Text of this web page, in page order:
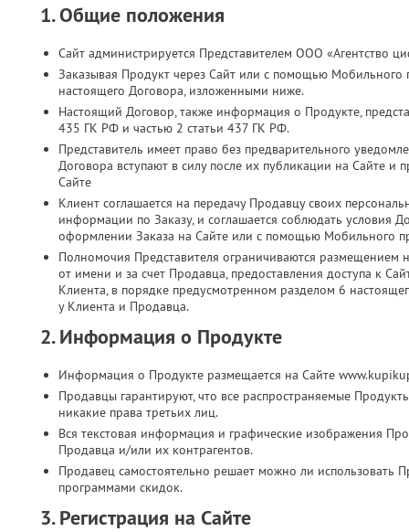
1. Общие положения
Сайт администрируется Представителем ООО «Агентство
Заказывая Продукт через Сайт или с помощью Мобильного
настоящего Договора, изложенными ниже.
Настоящий Договор, также информация о Продукте,
435 ГК РФ и частью 2 статьи 437 ГК РФ.
Представитель имеет право без предварительного
Договора вступают в силу после их публикации на Сайте
Сайте
Клиент соглашается на передачу Продавцу своих
информации по Заказу, и соглашается соблюдать условия
оформлении Заказа на Сайте или с помощью Мобильного
Полномочия Представителя ограничиваются
от имени и за счет Продавца, предоставления доступа к
Клиента, в порядке предусмотренном разделом 6
у Клиента и Продавца.
2. Информация о Продукте
Информация о Продукте размещается на Сайте
Продавцы гарантируют, что все распространяемые
никакие права третьих лиц.
Вся текстовая информация и графические изображения
Продавца и/или их контрагентов.
Продавец самостоятельно решает можно ли
программами скидок.
3. Регистрация на Сайте